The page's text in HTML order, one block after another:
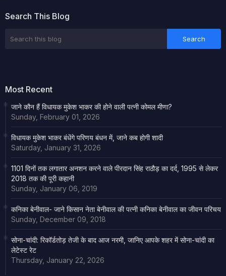
Search This Blog
Most Recent
जाने कौन हैं विधायक मुकेश भाकर की होने वाली पत्नी कोमल मीणा?
Sunday, February 01, 2026
विधायक मुकेश भाकर बंधेंगे परिणय बंधन में, जाने कब होगी शादी
Saturday, January 31, 2026
1101 दिनों तक लगातार अनशन करने वाले पीरदान सिंह राठौड़ का दर्द, 1995 से लेकर
2018 तक की पूरी कहानी
Sunday, January 06, 2019
कनिका बेनीवाल- जाने किसान नेता बेनीवाल की पत्नी कनिका बेनीवाल का जीवन परिचय
Sunday, December 09, 2018
सोना-चांदी: रिकॉर्डतोड़ तेजी के बाद आज नरमी, जानिए आपके शहर में सोना-चांदी का
लेटेस्ट रेट
Thursday, January 22, 2026